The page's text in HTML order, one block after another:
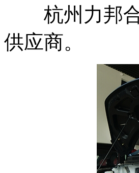
杭州力邦合
供应商。